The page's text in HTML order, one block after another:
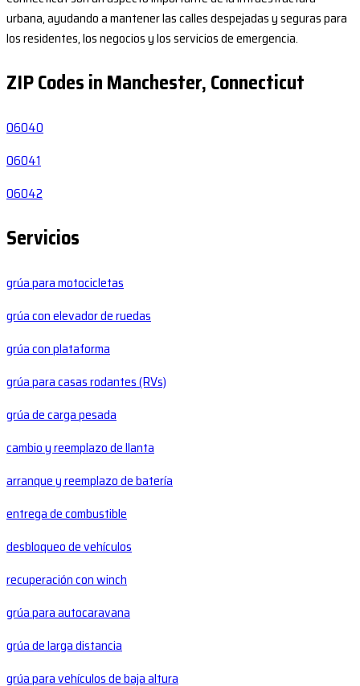
urbana, ayudando a mantener las calles despejadas y seguras para
los residentes, los negocios y los servicios de emergencia.
ZIP Codes in Manchester, Connecticut
06040
06041
06042
Servicios
grúa para motocicletas
grúa con elevador de ruedas
grúa con plataforma
grúa para casas rodantes (RVs)
grúa de carga pesada
cambio y reemplazo de llanta
arranque y reemplazo de batería
entrega de combustible
desbloqueo de vehículos
recuperación con winch
grúa para autocaravana
grúa de larga distancia
grúa para vehículos de baja altura